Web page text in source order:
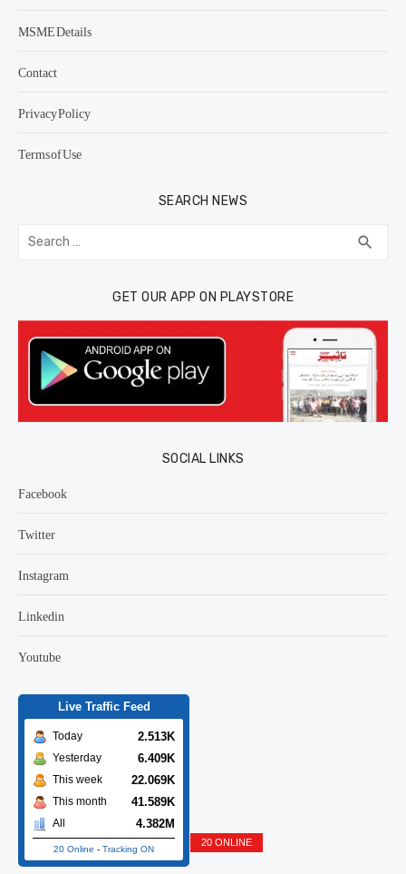
MSME Details
Contact
Privacy Policy
Terms of Use
SEARCH NEWS
Search
for: search
GET OUR APP ON PLAYSTORE
SOCIAL LINKS
Facebook
Twitter
Instagram
Linkedin
Youtube
Live Traffic Feed
Today 2.513K
Yesterday 6.409K
This week 22.069K
This month 41.589K
All 4.382M
18 Online - Tracking ON
20 ONLINE